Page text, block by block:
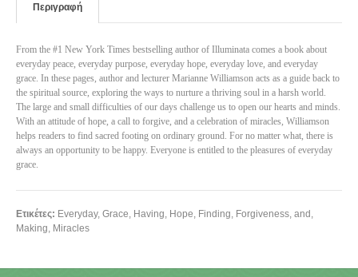
Περιγραφή
From the #1 New York Times bestselling author of Illuminata comes a book about
everyday peace, everyday purpose, everyday hope, everyday love, and everyday
grace. In these pages, author and lecturer Marianne Williamson acts as a guide back to
the spiritual source, exploring the ways to nurture a thriving soul in a harsh world.
The large and small difficulties of our days challenge us to open our hearts and minds.
With an attitude of hope, a call to forgive, and a celebration of miracles, Williamson
helps readers to find sacred footing on ordinary ground. For no matter what, there is
always an opportunity to be happy. Everyone is entitled to the pleasures of everyday
grace.
Ετικέτες: Everyday, Grace, Having, Hope, Finding, Forgiveness, and ,
Making, Miracles